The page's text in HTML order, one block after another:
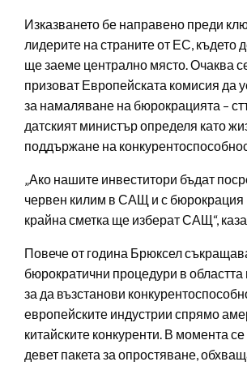
Изказването бе направено преди
лидерите на страните от ЕС, където
ще заеме централно място. Очаква
призоват Европейската комисия да
за намаляване на бюрокрацията –
датският министър определя като
поддържане на
„Ако нашите инвеститори бъдат
червен килим в САЩ и с бюрокрация
крайна сметка ще изберат САЩ“,
Повече от година Брюксел
бюрократични процедури в областта
за да възстанови
европейските индустрии спрямо
китайските конкуренти. В момента
девет пакета за опростяване,